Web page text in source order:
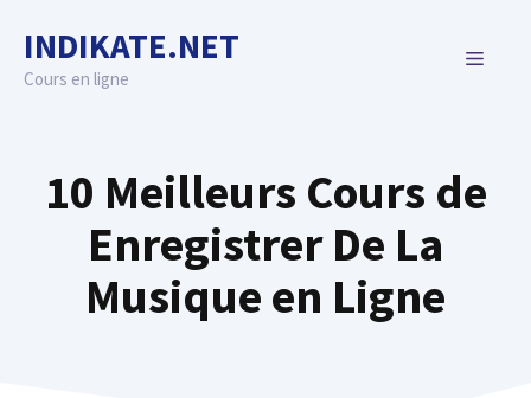
content
INDIKATE.NET
Cours en ligne
MENU
10 Meilleurs Cours de
Enregistrer De La
Musique en Ligne